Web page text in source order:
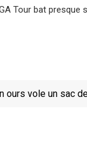
Tour bat
ours vole un sac